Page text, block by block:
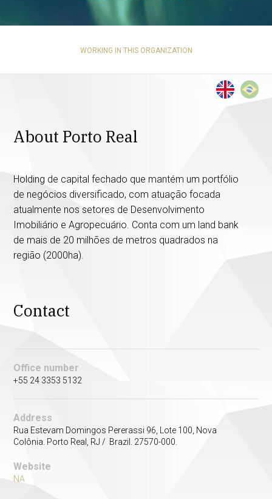
WORKING IN THIS ORGANIZATION
About Porto Real
Holding de capital fechado que mantém um portfólio
de negócios diversificado, com atuação focada
atualmente nos setores de Desenvolvimento
Imobiliário e Agropecuário. Conta com um land bank
de mais de 20 milhões de metros quadrados na
região (2000ha).
Contact
Office number
+55 24 3353 5132
Address
Rua Estevam Domingos Pererassi 96, Lote 100, Nova
Colônia. Porto Real, RJ / Brazil. 27570-000.
Website
NA